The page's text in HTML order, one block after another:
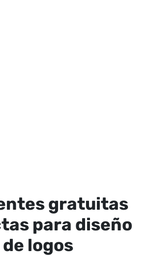
gratuitas
para diseño
de logos